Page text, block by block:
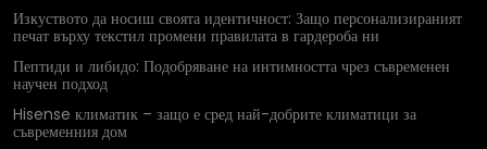
Изкуството да носиш своята идентичност: Защо персонализираният
печат върху текстил промени правилата в гардероба ни
Пептиди и либидо: Подобряване на интимността чрез съвременен
научен подход
Hisense климатик – защо е сред най-добрите климатици за
съвременния дом